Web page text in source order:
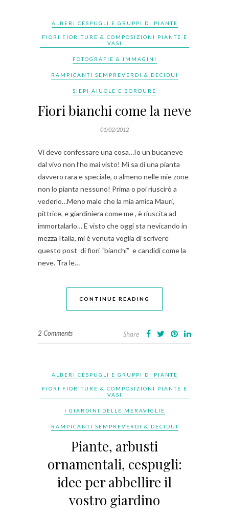
ALBERI CESPUGLI E GRUPPI DI PIANTE
FIORI FIORITURE & COMPOSIZIONI PIANTE E
VASI
FOTOGRAFIE & IMMAGINI
RAMPICANTI SEMPREVERDI & DECIDUI
SIEPI AIUOLE E BORDURE
Fiori bianchi come la neve
01/02/2012
Vi devo confessare una cosa…Io un bucaneve
dal vivo non l’ho mai visto! Mi sa di una pianta
davvero rara e speciale, o almeno nelle mie zone
non lo pianta nessuno! Prima o poi riuscirò a
vederlo…Meno male che la mia amica Mauri,
pittrice, e giardiniera come me , è riuscita ad
immortalarlo… E visto che oggi sta nevicando in
mezza Italia, mi è venuta voglia di scrivere
questo post di fiori “bianchi” e candidi come la
neve. Tra le…
CONTINUE READING
2 Comments Share
ALBERI CESPUGLI E GRUPPI DI PIANTE
FIORI FIORITURE & COMPOSIZIONI PIANTE E
VASI
I GIARDINI DELLE MERAVIGLIE
RAMPICANTI SEMPREVERDI & DECIDUI
Piante, arbusti
ornamentali, cespugli:
idee per abbellire il
vostro giardino